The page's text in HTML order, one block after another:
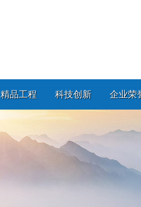
精品工程 科技创新 企业荣